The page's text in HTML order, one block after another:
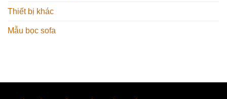
Thiết bị khác
Mẫu bọc sofa